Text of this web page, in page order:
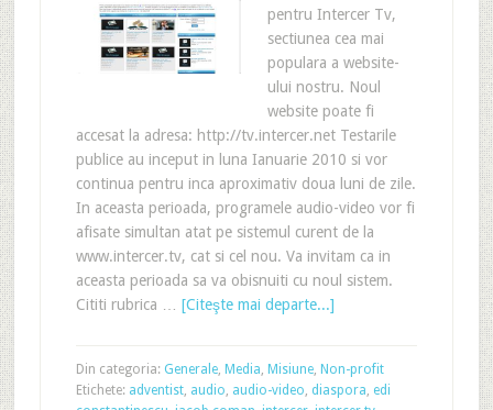
pentru Intercer Tv,
sectiunea cea mai
populara a website-
ului nostru. Noul
website poate fi
accesat la adresa: http://tv.intercer.net Testarile
publice au inceput in luna Ianuarie 2010 si vor
continua pentru inca aproximativ doua luni de zile.
In aceasta perioada, programele audio-video vor fi
afisate simultan atat pe sistemul curent de la
www.intercer.tv, cat si cel nou. Va invitam ca in
aceasta perioada sa va obisnuiti cu noul sistem.
Cititi rubrica … [Citeşte mai departe...]
Din categoria: Generale, Media, Misiune, Non-profit
Etichete: adventist, audio, audio-video, diaspora, edi